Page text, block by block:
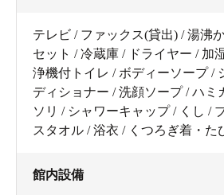
テレビ / ファックス(貸出) / 湯沸
セット / 冷蔵庫 / ドライヤー / 加
浄機付トイレ / ボディーソープ /
ディショナー / 洗顔ソープ / ハミ
ソリ / シャワーキャップ / くし /
スタオル / 浴衣 / くつろぎ着・た
館内設備